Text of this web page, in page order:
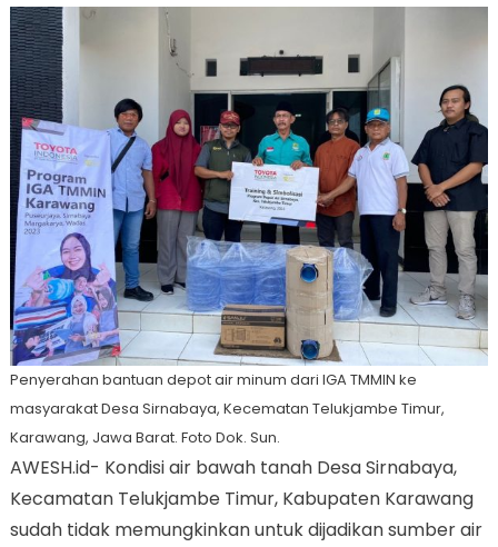
Penyerahan bantuan depot air minum dari IGA TMMIN ke
masyarakat Desa Sirnabaya, Kecematan Telukjambe Timur,
Karawang, Jawa Barat. Foto Dok. Sun.
AWESH.id- Kondisi air bawah tanah Desa Sirnabaya,
Kecamatan Telukjambe Timur, Kabupaten Karawang
sudah tidak memungkinkan untuk dijadikan sumber air